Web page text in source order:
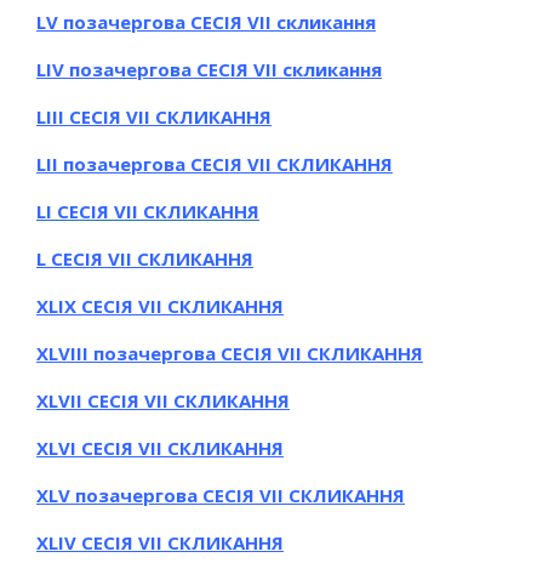
LV позачергова СЕСІЯ VII скликання
LIV позачергова СЕСІЯ VII скликання
LIIІ СЕСІЯ VII СКЛИКАННЯ
LII позачергова СЕСІЯ VII СКЛИКАННЯ
LІ СЕСІЯ VII СКЛИКАННЯ
L СЕСІЯ VII СКЛИКАННЯ
ХLІХ СЕСІЯ VII СКЛИКАННЯ
ХLVІІІ позачергова СЕСІЯ VII СКЛИКАННЯ
ХLVІІ СЕСІЯ VII СКЛИКАННЯ
ХLVІ СЕСІЯ VII СКЛИКАННЯ
ХLV позачергова СЕСІЯ VII СКЛИКАННЯ
ХLІV СЕСІЯ VII СКЛИКАННЯ